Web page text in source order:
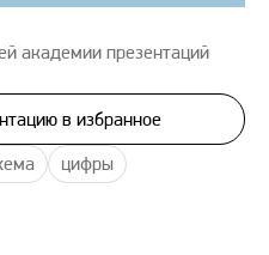
академии презентаций
цифры
в избранное